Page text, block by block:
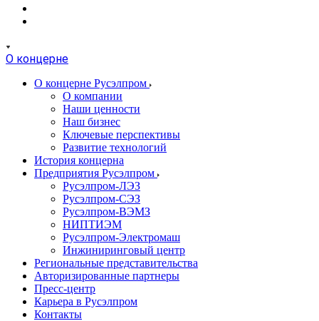
О концерне
О концерне Русэлпром
О компании
Наши ценности
Наш бизнес
Ключевые перспективы
Развитие технологий
История концерна
Предприятия Русэлпром
Русэлпром-ЛЭЗ
Русэлпром-СЭЗ
Русэлпром-ВЭМЗ
НИПТИЭМ
Русэлпром-Электромаш
Инжиниринговый центр
Региональные представительства
Авторизированные партнеры
Пресс-центр
Карьера в Русэлпром
Контакты